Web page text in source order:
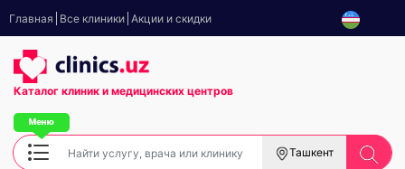
Главная Все клиники Акции и скидки
Каталог клиник и медицинских центров
Ташкент